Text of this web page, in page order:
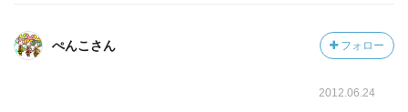
ぺんこさん フォロー
2012.06.24